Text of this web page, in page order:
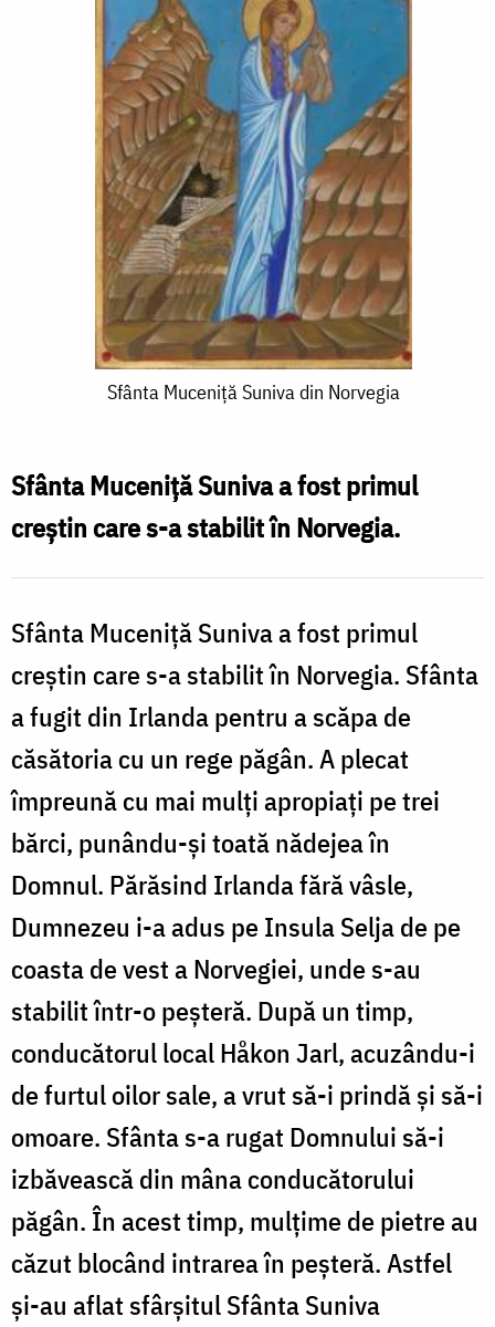
Suniva
din
Norvegia
Sfânta Muceniță Suniva din Norvegia
Sfânta Muceniță Suniva a fost primul
creștin care s-a stabilit în Norvegia.
Sfânta Muceniță Suniva a fost primul
creștin care s-a stabilit în Norvegia. Sfânta
a fugit din Irlanda pentru a scăpa de
căsătoria cu un rege păgân. A plecat
împreună cu mai mulți apropiați pe trei
bărci, punându-și toată nădejea în
Domnul. Părăsind Irlanda fără vâsle,
Dumnezeu i-a adus pe Insula Selja de pe
coasta de vest a Norvegiei, unde s-au
stabilit într-o peșteră. După un timp,
conducătorul local Håkon Jarl, acuzându-i
de furtul oilor sale, a vrut să-i prindă și să-i
omoare. Sfânta s-a rugat Domnului să-i
izbăvească din mâna conducătorului
păgân. În acest timp, mulțime de pietre au
căzut blocând intrarea în peșteră. Astfel
și-au aflat sfârșitul Sfânta Suniva